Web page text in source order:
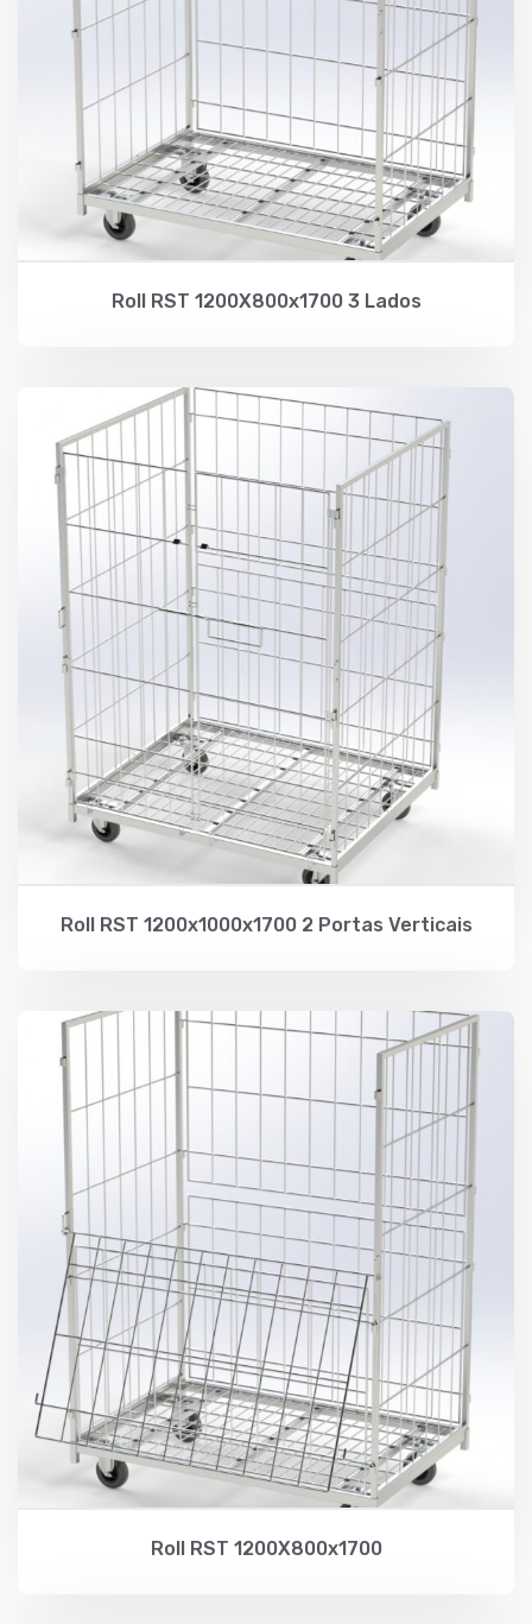
Roll RST 1200X800x1700 3 Lados
Roll RST 1200x1000x1700 2 Portas Verticais
Roll RST 1200X800x1700